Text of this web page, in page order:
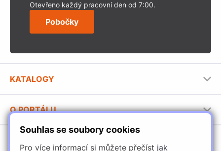
Souhlas se soubory cookies
Pro více informací si můžete přečíst jak
Otevřeno každý pracovní den od 7:00.
Pobočky
KATALOGY
Stavební katalog Häfele
Brožury Häfele
O PORTÁLU
Provozovatel portálu
Jak používat portál